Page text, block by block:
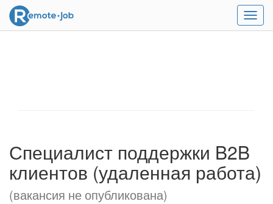
Меню
Специалист поддержки B2B
клиентов (удаленная работа)
(вакансия не опубликована)